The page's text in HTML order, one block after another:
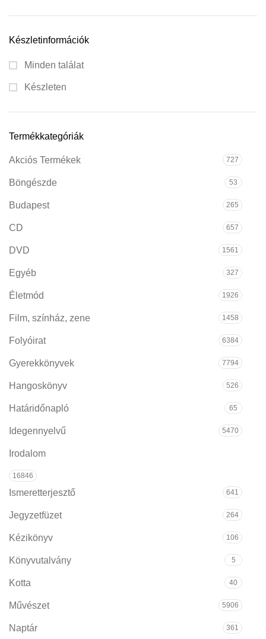
Készletinformációk
Minden találat
Készleten
Termékkategóriák
Akciós Termékek 727
Böngészde 53
Budapest 265
CD 657
DVD 1561
Egyéb 327
Életmód 1926
Film, színház, zene 1458
Folyóirat 6384
Gyerekkönyvek 7794
Hangoskönyv 526
Határidőnapló 65
Idegennyelvű 5470
Irodalom
16846
Ismeretterjesztő 641
Jegyzetfüzet 264
Kézikönyv 106
Könyvutalvány 5
Kotta 40
Művészet 5906
Naptár 361